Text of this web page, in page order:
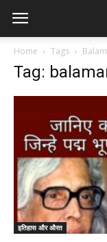
Home Tags
Tag:
इतिहास और औरत